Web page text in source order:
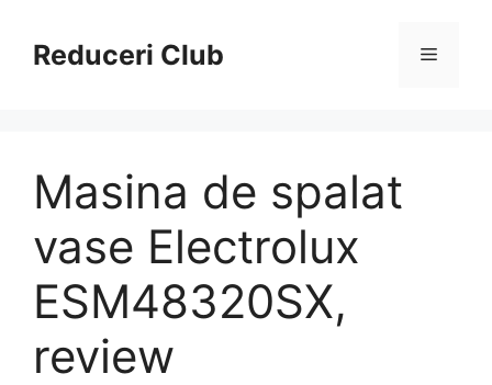
conținutReduceri Club Meniu
Masina de spalat
vase Electrolux
ESM48320SX,
review